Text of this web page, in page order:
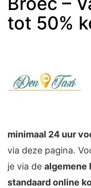
tot 50%
minimaal 24 uur
via deze pagina.
je via de algemene
standaard online